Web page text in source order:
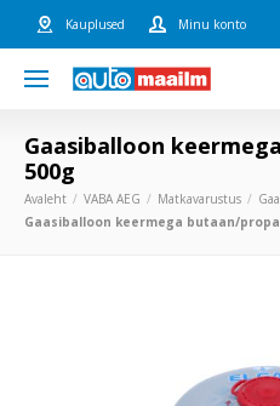
Kauplused Minu konto
Gaasiballoon
500g
Avaleht VABA AEG Matkavarustus
Gaasiballoon keermega butaan/